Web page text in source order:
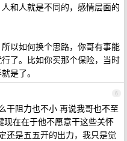
和人就是不同的，感情层面的
以如何换个思路，你哥有事能
了。比如你买那个保险，当时
是了。
6
干阻力也不小 再说我哥也不至
在在于他不愿意干这些关怀
还是五五开的出力，我只是觉